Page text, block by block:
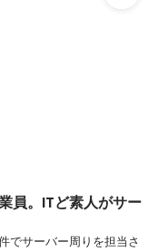
ームエンジニアになりた
リアのことを考えていな
員。ITど素人がサー
でサーバー周りを担当さ